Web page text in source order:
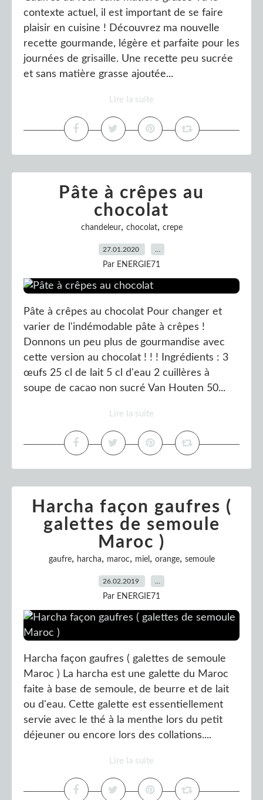
contexte actuel, il est important de se faire
plaisir en cuisine ! Découvrez ma nouvelle
recette gourmande, légère et parfaite pour les
journées de grisaille. Une recette peu sucrée
et sans matière grasse ajoutée...
Lire la suite
Pâte à crêpes au
chocolat
chandeleur, chocolat, crepe
27.01.2020
Par ENERGIE71
Pâte à crêpes au chocolat Pour changer et
varier de l'indémodable pâte à crêpes !
Donnons un peu plus de gourmandise avec
cette version au chocolat ! ! ! Ingrédients : 3
œufs 25 cl de lait 5 cl d'eau 2 cuillères à
soupe de cacao non sucré Van Houten 50...
Lire la suite
Harcha façon gaufres (
galettes de semoule
Maroc )
gaufre, harcha, maroc, miel, orange, semoule
26.02.2019
Par ENERGIE71
Harcha façon gaufres ( galettes de semoule
Maroc ) La harcha est une galette du Maroc
faite à base de semoule, de beurre et de lait
ou d'eau. Cette galette est essentiellement
servie avec le thé à la menthe lors du petit
déjeuner ou encore lors des collations....
Lire la suite